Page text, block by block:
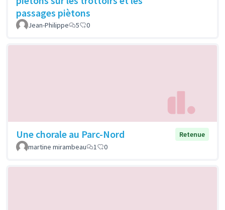
passages piètons
Jean-Philippe 5 0
Une chorale au Parc-Nord
Retenue
martine mirambeau
1 0